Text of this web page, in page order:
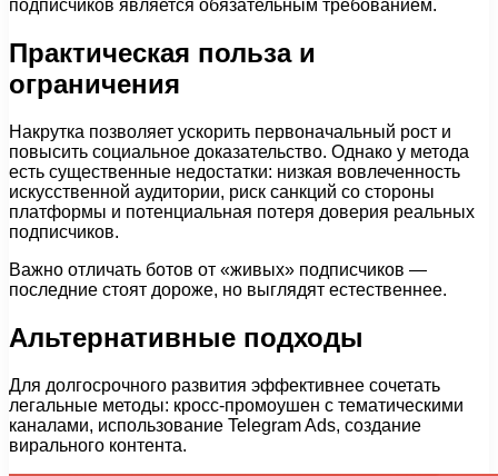
подписчиков является обязательным требованием.
Практическая польза и
ограничения
Накрутка позволяет ускорить первоначальный рост и
повысить социальное доказательство. Однако у метода
есть существенные недостатки: низкая вовлеченность
искусственной аудитории, риск санкций со стороны
платформы и потенциальная потеря доверия реальных
подписчиков.
Важно отличать ботов от «живых» подписчиков —
последние стоят дороже, но выглядят естественнее.
Альтернативные подходы
Для долгосрочного развития эффективнее сочетать
легальные методы: кросс-промоушен с тематическими
каналами, использование Telegram Ads, создание
вирального контента.